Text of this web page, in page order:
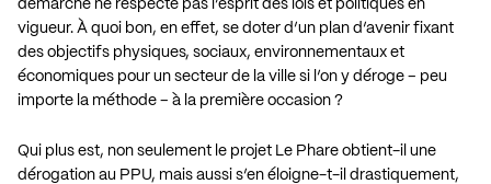
démarche ne respecte pas l’esprit des lois et politiques en
vigueur. À quoi bon, en effet, se doter d’un plan d’avenir fixant
des objectifs physiques, sociaux, environnementaux et
économiques pour un secteur de la ville si l’on y déroge – peu
importe la méthode – à la première occasion ?
Qui plus est, non seulement le projet Le Phare obtient-il une
dérogation au PPU, mais aussi s’en éloigne-t-il drastiquement,